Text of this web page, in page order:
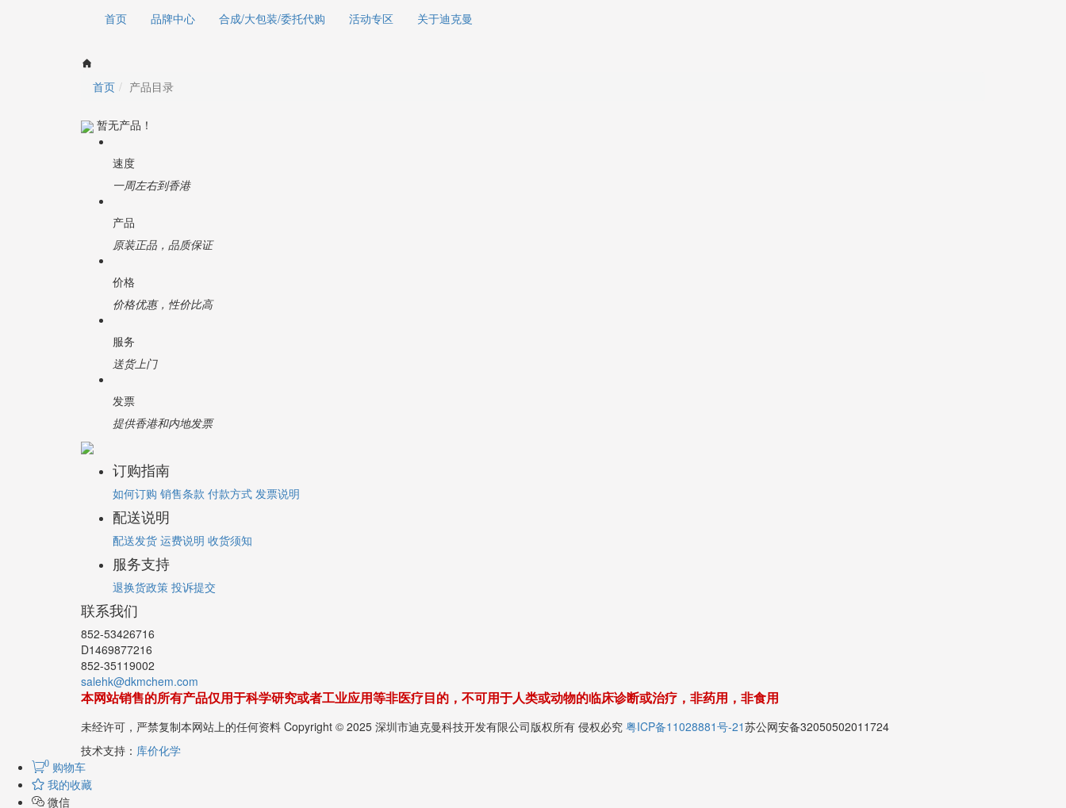
首页
品牌中心 合成/大包装/委托代购 活动专区 关于迪克曼
首页 产品目录
暂无产品！
速度
一周左右到香港
产品
原装正品，品质保证
价格
价格优惠，性价比高
服务
送货上门
发票
提供香港和内地发票
订购指南
如何订购 销售条款 付款方式 发票说明
配送说明
配送发货 运费说明 收货须知
服务支持
退换货政策 投诉提交
联系我们
852-53426716
D1469877216
852-35119002
salehk@dkmchem.com
本网站销售的所有产品仅用于科学研究或者工业应用等非医疗目的，不可用于人类或动物的临床诊断或治疗，非药用，非食用
未经许可，严禁复制本网站上的任何资料 Copyright © 2025 深圳市迪克曼科技开发有限公司版权所有 侵权必究 粤ICP备11028881号-21苏公网安备32050502011724
技术支持： 库价化学
0 购物车
我的收藏
微信